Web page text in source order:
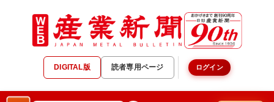
DIGITAL版 読者専用ページ ログイン